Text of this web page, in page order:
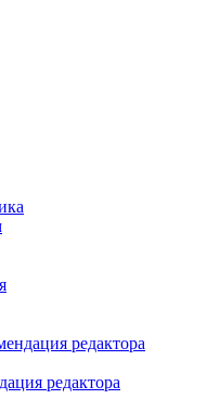
редактора
редактора